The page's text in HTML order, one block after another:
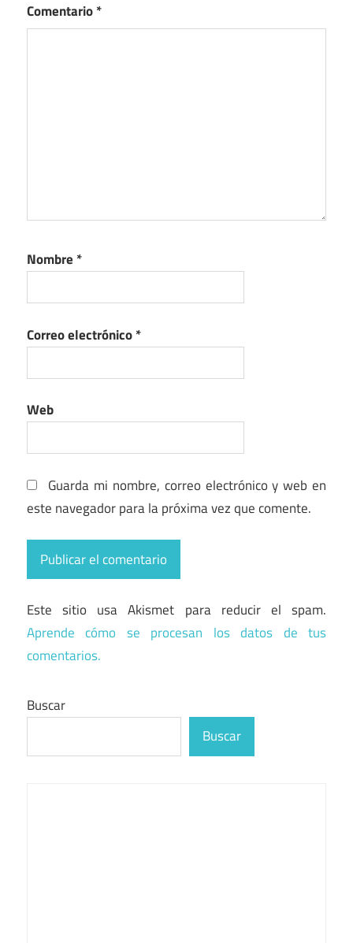
Comentario*
Nombre *
Correo electrónico*
Web
Guarda mi nombre, correo electrónico y web en
este navegador para la próxima vez que comente.
Este sitio usa Akismet para reducir el spam.
Aprende cómo se procesan los datos de tus
comentarios.
Buscar
Buscar